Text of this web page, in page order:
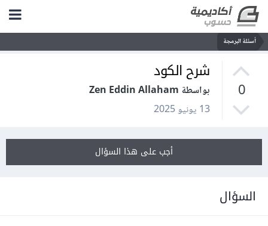
أسئلة البرمجة
0
شرح الكود
بواسطة Zen Eddin Allaham
13 يونيو 2025
أجب على هذا السؤال
السؤال